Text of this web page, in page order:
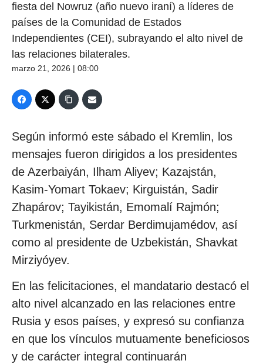
fiesta del Nowruz (año nuevo iraní) a líderes de
países de la Comunidad de Estados
Independientes (CEI), subrayando el alto nivel de
las relaciones bilaterales.
marzo 21, 2026 | 08:00
Según informó este sábado el Kremlin, los
mensajes fueron dirigidos a los presidentes
de Azerbaiyán, Ilham Aliyev; Kazajstán,
Kasim-Yomart Tokaev; Kirguistán, Sadir
Zhapárov; Tayikistán, Emomalí Rajmón;
Turkmenistán, Serdar Berdimujamédov, así
como al presidente de Uzbekistán, Shavkat
Mirziyóyev.
En las felicitaciones, el mandatario destacó el
alto nivel alcanzado en las relaciones entre
Rusia y esos países, y expresó su confianza
en que los vínculos mutuamente beneficiosos
y de carácter integral continuarán